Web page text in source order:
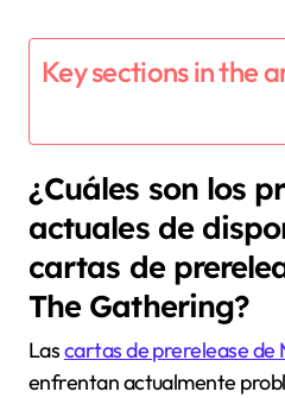
Key sections in the
¿Cuáles son los
actuales de
cartas de
The Gathering?
Lascartas de prerelease de
enfrentan actualmente